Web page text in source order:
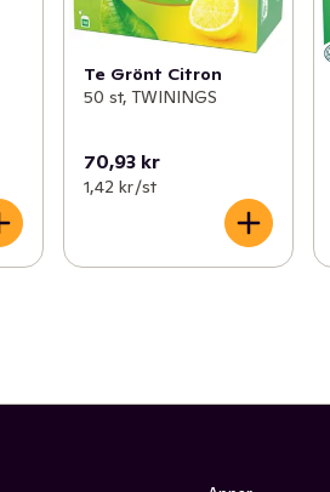
Te Grönt Citron
50 st, TWININGS
70,93 kr
1,42 kr /st